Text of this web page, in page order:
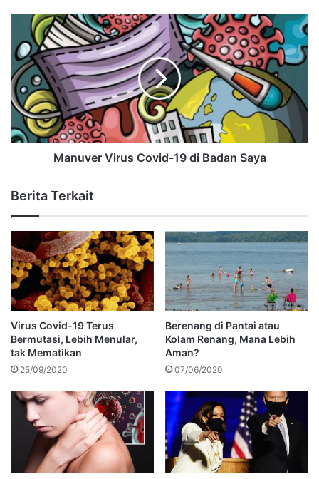
Manuver Virus Covid-19 di Badan Saya
Berita Terkait
Virus Covid-19 Terus
Bermutasi, Lebih Menular,
tak Mematikan
25/09/2020
Berenang di Pantai atau
Kolam Renang, Mana Lebih
Aman?
07/06/2020